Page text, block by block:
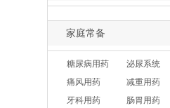
家庭常备
糖尿病用药
泌尿系统
痛风用药
减重用药
牙科用药
肠胃用药